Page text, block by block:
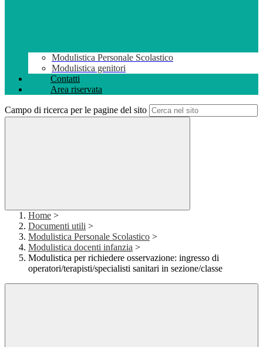
Modulistica Personale Scolastico
Modulistica genitori
Contatti
Area riservata
Campo di ricerca per le pagine del sito
Home >
Documenti utili >
Modulistica Personale Scolastico >
Modulistica docenti infanzia >
Modulistica per richiedere osservazione: ingresso di
operatori/terapisti/specialisti sanitari in sezione/classe